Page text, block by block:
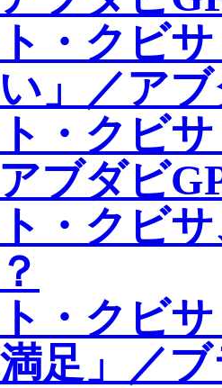
・クビ
」／ア
・クビ
ブダビ
・クビ
・クビ
足」／